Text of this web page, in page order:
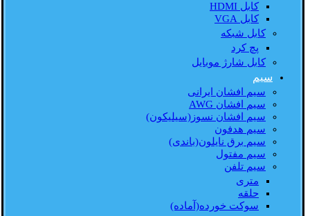
کابل HDMI
کابل VGA
کابل شبکه
پچ کرد
کابل شارژ موبایل
سیم
سیم افشان ایرانی
سیم افشان AWG
سیم افشان نسوز(سیلیکون)
سیم هدفون
سیم برق نایلون(باندی)
سیم مفتول
سیم تلفن
متری
حلقه
سوکت خورده(آماده)